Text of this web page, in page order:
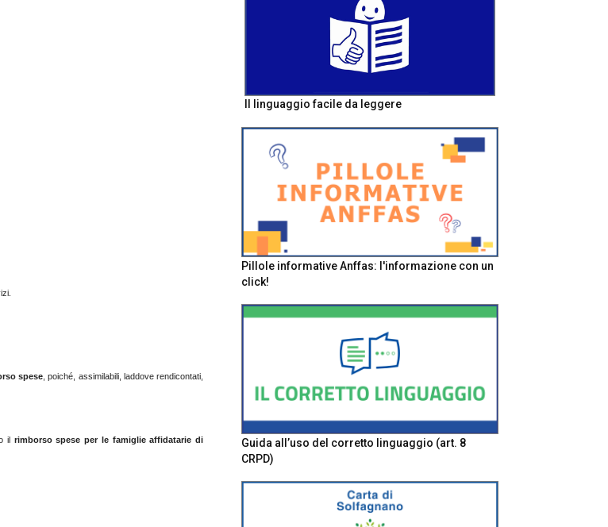
spese, poiché, assimilabili, laddove rendicontati,
il rimborso spese per le famiglie affidatarie di
Il linguaggio facile da leggere
Pillole informative Anffas: l'informazione con un
click!
Guida all’uso del corretto linguaggio (art. 8
CRPD)